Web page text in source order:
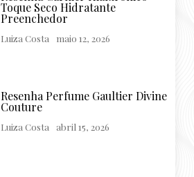
Toque Seco Hidratante
Preenchedor
Luiza Costa maio 12, 2026
Resenha Perfume Gaultier Divine
Couture
Luiza Costa abril 15, 2026